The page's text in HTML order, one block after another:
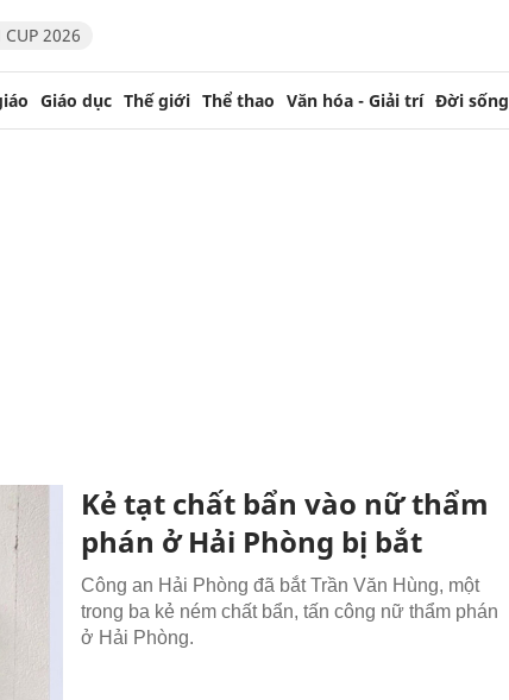
2026
Giáo dục Thế giới Thể thao Văn hóa - Giải trí Đời sống
Kẻ tạt chất bẩn vào nữ thẩm
phán ở Hải Phòng bị bắt
Công an Hải Phòng đã bắt Trần Văn Hùng, một
trong ba kẻ ném chất bẩn, tấn công nữ thẩm phán
ở Hải Phòng.